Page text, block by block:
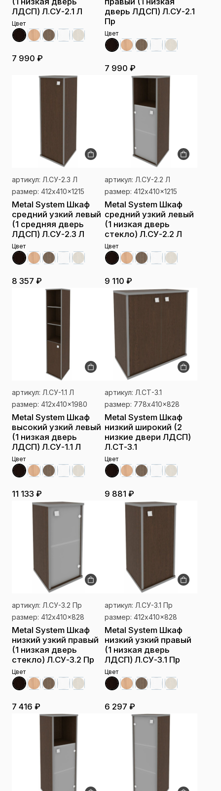
ЛДСП) Л.СУ-2.1 Л
Цвет
7 990 ₽
дверь ЛДСП) Л.СУ-2.1
Пр
Цвет
7 990 ₽
артикул: Л.СУ-2.3 Л
размер: 412x410x1215
Metal System Шкаф
средний узкий левый
(1 средняя дверь
ЛДСП) Л.СУ-2.3 Л
Цвет
8 357 ₽
артикул: Л.СУ-2.2 Л
размер: 412x410x1215
Metal System Шкаф
средний узкий левый
(1 низкая дверь
стекло) Л.СУ-2.2 Л
Цвет
9 110 ₽
артикул: Л.СУ-1.1 Л
размер: 412x410x1980
Metal System Шкаф
высокий узкий левый
(1 низкая дверь
ЛДСП) Л.СУ-1.1 Л
Цвет
11 133 ₽
артикул: Л.СТ-3.1
размер: 778x410x828
Metal System Шкаф
низкий широкий (2
низкие двери ЛДСП)
Л.СТ-3.1
Цвет
9 881 ₽
артикул: Л.СУ-3.2 Пр
размер: 412x410x828
Metal System Шкаф
низкий узкий правый
(1 низкая дверь
стекло) Л.СУ-3.2 Пр
Цвет
7 416 ₽
артикул: Л.СУ-3.1 Пр
размер: 412x410x828
Metal System Шкаф
низкий узкий правый
(1 низкая дверь
ЛДСП) Л.СУ-3.1 Пр
Цвет
6 297 ₽